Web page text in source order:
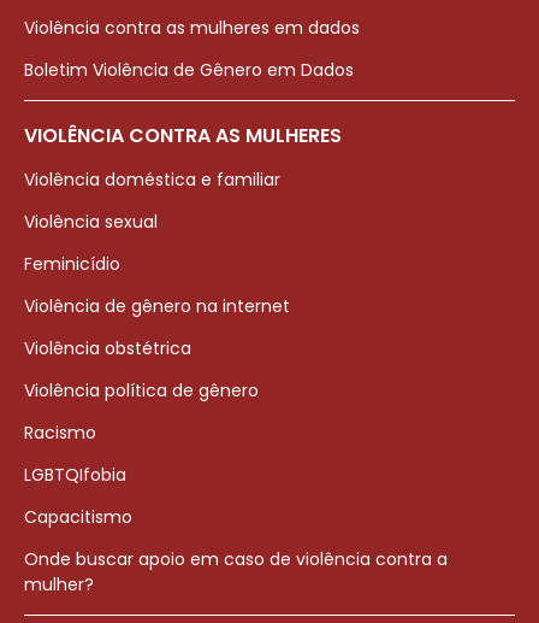
Violência contra as mulheres em dados
Boletim Violência de Gênero em Dados
VIOLÊNCIA CONTRA AS MULHERES
Violência doméstica e familiar
Violência sexual
Feminicídio
Violência de gênero na internet
Violência obstétrica
Violência política de gênero
Racismo
LGBTQIfobia
Capacitismo
Onde buscar apoio em caso de violência contra a
mulher?